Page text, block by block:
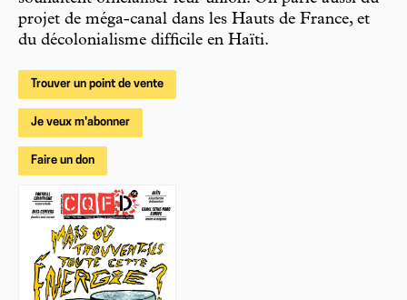
projet de méga-canal dans les Hauts de France, et
du décolonialisme difficile en Haïti.
Trouver un point de vente
Je veux m'abonner
Faire un don